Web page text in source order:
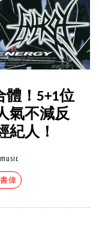
體！5+1位
氣不減反
紀人！
music
偉